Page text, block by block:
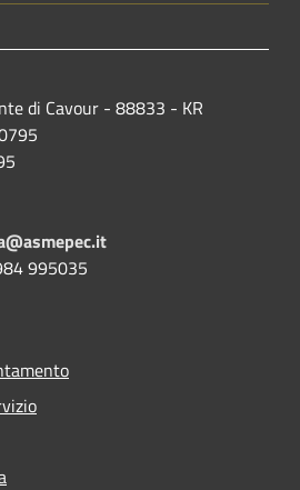
di Cavour - 88833 - KR
995035